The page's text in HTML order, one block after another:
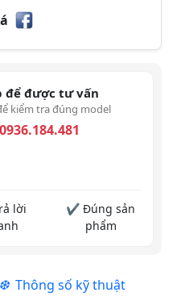
để được tư vấn
kiểm tra đúng model
0936.184.481
lời
✔ Đúng sản
phẩm
Thông số kỹ thuật